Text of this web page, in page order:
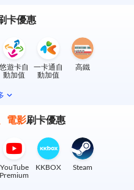
卡優惠
悠遊卡自
動加值
一卡通自
動加值
高鐵
電影刷卡優惠
YouTube
Premium
KKBOX Steam